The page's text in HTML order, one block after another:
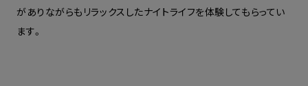
がありながらもリラックスしたナイトライフを体験してもらってい
ます。